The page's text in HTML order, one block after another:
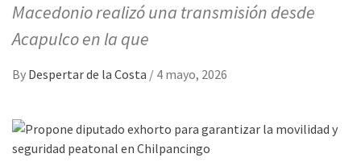
Macedonio realizó una transmisión desde
Acapulco en la que
By Despertar de la Costa / 4 mayo, 2026